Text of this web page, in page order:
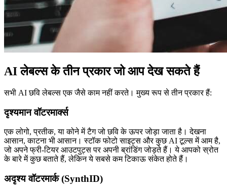
AI लेबल्स के तीन प्रकार जो आप देख सकते हैं
सभी AI छवि लेबल्स एक जैसे काम नहीं करते। मुख्य रूप से तीन प्रकार हैं:
दृश्यमान वॉटरमार्क्स
एक लोगो, प्रतीक, या कोने में टैग जो छवि के ऊपर जोड़ा जाता है। देखना
आसान, काटना भी आसान। स्टॉक फोटो साइट्स और कुछ AI टूल्स में आम है,
जो अपने फ्री-टियर आउटपुट्स पर अपनी ब्रांडिंग जोड़ते हैं। ये आपको स्रोत
के बारे में कुछ बताते हैं, लेकिन ये सबसे कम टिकाऊ संकेत होते हैं।
अदृश्य वॉटरमार्क (SynthID)